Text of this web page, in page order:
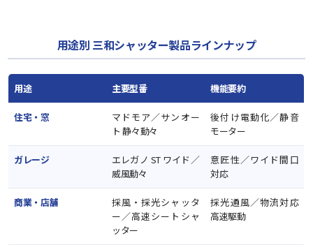
用途別 三和シャッター製品ラインナップ
用途 主要型番 機能要約
住宅・窓
マドモア／サンオー
ト 静々動々
後付け電動化／静音
モーター
ガレージ
エレガノ ST ワイド／
威風動々
意匠性／ワイド間口
対応
商業・店舗
採風・採光シャッタ
ー／高速シートシャ
ッター
採光通風／物流対応
高速駆動